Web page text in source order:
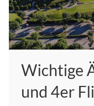
Wichtige
und 4er